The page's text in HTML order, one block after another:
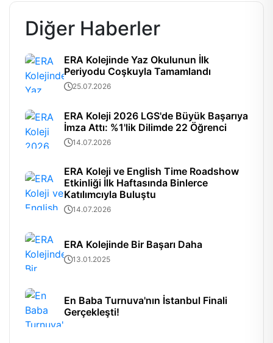
Diğer Haberler
ERA Kolejinde Yaz Okulunun İlk
Periyodu Coşkuyla Tamamlandı
25.07.2026
ERA Koleji 2026 LGS'de Büyük Başarıya
İmza Attı: %1'lik Dilimde 22 Öğrenci
14.07.2026
ERA Koleji ve English Time Roadshow
Etkinliği İlk Haftasında Binlerce
Katılımcıyla Buluştu
14.07.2026
ERA Kolejinde Bir Başarı Daha
13.01.2025
En Baba Turnuva'nın İstanbul Finali
Gerçekleşti!